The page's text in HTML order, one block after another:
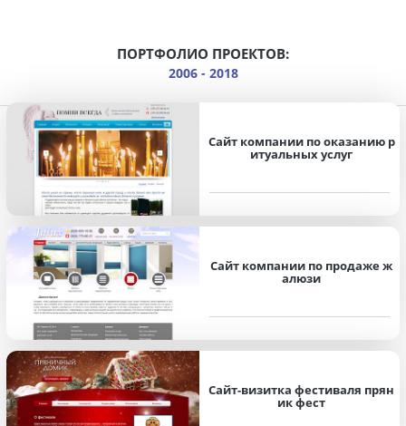
ПОРТФОЛИО ПРОЕКТОВ:
2006 - 2018
Сайт компании по оказанию р
итуальных услуг
Сайт компании по продаже ж
алюзи
Сайт-визитка фестиваля прян
ик фест